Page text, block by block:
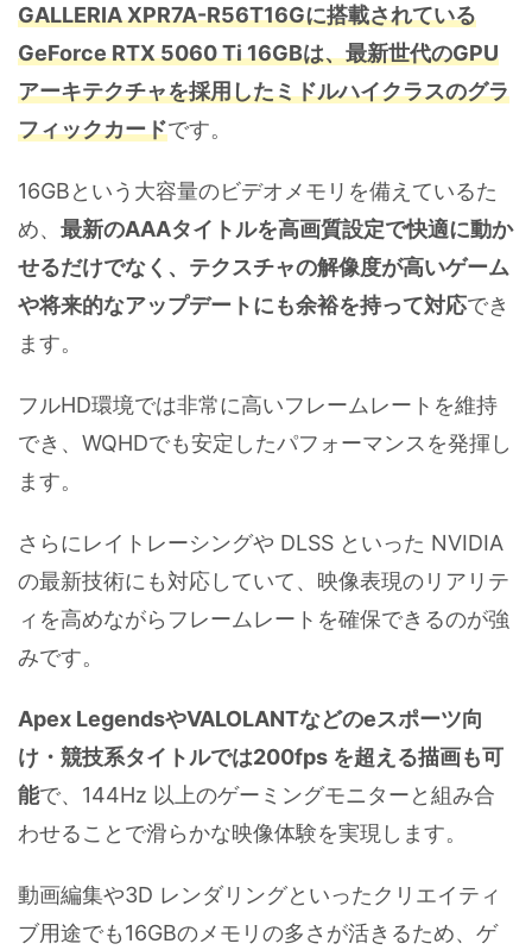
GALLERIA XPR7A-R56T16Gに搭載されている
GeForce RTX 5060 Ti 16GBは、最新世代のGPU
アーキテクチャを採用したミドルハイクラスのグラ
フィックカードです。
16GBという大容量のビデオメモリを備えているた
め、 最新のAAAタイトルを高画質設定で快適に動か
せるだけでなく、テクスチャの解像度が高いゲーム
や将来的なアップデートにも余裕を持って対応でき
ます。
フルHD環境では非常に高いフレームレートを維持
でき、WQHDでも安定したパフォーマンスを発揮し
ます。
さらにレイトレーシングや DLSS といった NVIDIA
の最新技術にも対応していて、映像表現のリアリテ
ィを高めながらフレームレートを確保できるのが強
みです。
Apex LegendsやVALOLANTなどのeスポーツ向
け・競技系タイトルでは200fps を超える描画も可
能で、144Hz 以上のゲーミングモニターと組み合
わせることで滑らかな映像体験を実現します。
動画編集や3D レンダリングといったクリエイティ
ブ用途でも16GBのメモリの多さが活きるため、ゲ